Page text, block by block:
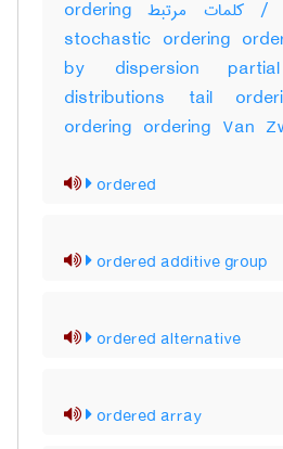
مرتب ، مرتب / کلمات مرتبط ordering
stochastic ordering
by dispersion
distributions tail
ordering ordering Van
ordered
ordered additive group
ordered alternative
ordered array